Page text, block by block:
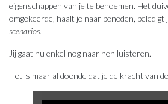
eigenschappen van je te benoemen. Het
omgekeerde, haalt je naar beneden, beledigt
scenarios.
Jij gaat nu enkel nog naar hen luisteren.
Het is maar al doende dat je de kracht van